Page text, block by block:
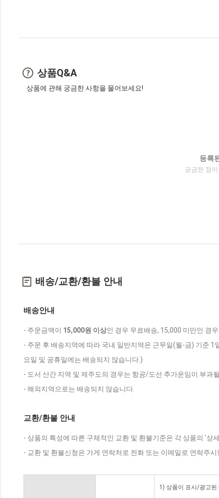
상품Q&A
상품에 관해 궁금한 사항을 물어보세요!
등록
궁금한 점
배송/교환/환불 안내
배송안내
- 주문금액이 15,000원 이상인 경우 무료배송, 15,000 미만인 경
- 주문 후 배송지역에 따라 국내 일반지역은 근무일(월-금) 기준
요일 및 공휴일에는 배송되지 않습니다.)
- 도서 산간 지역 및 제주도의 경우는 항공/도선 추가운임이 부과
- 해외지역으로는 배송되지 않습니다.
교환/환불 안내
- 상품의 특성에 따른 구체적인 교환 및 환불기준은 각 상품의 '상
- 교환 및 환불신청은 가게 연락처로 전화 또는 이메일로 연락주
1) 상품이 표시/광고된